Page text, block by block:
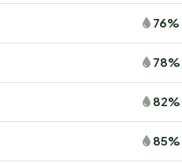
76%
78%
82%
85%